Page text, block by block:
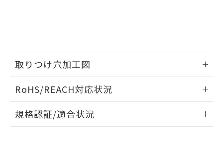
取りつけ穴加工図
RoHS/REACH対応状況
EU RoHS 注意事項・凡例
規格認証/適合状況
示しないようお願いします。
マイパーツ機能（部品リスト作成サー
ビス）をご利用いただくには、I-Web
メンバーズにご登録されている必要が
あります。
登録された部品リストについて、当社
および当社の共同利用者が、当社の製
部品在庫の切り替え状況などにより、予定
月が前後することがあります。
※3 非含有証明書ダウンロード
準値以下であることを示します。
「10」：通常の使用状況下において有害物
質が外部に漏えいし、環境に深刻な影響を
「－」：未確認です。当社販売部門へお問
い合わせください。
該第三者に通知します。また当社は、
販売先および販売に係わる関係者が違
法に輸出するおそれがある場合は、取
空
白
受注生産機種、また在庫状況の
情報を公開していない機種